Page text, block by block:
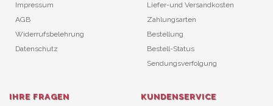
Impressum
AGB
Widerrufsbelehrung
Datenschutz
Liefer-und Versandkosten
Zahlungsarten
Bestellung
Bestell-Status
Sendungsverfolgung
IHRE FRAGEN KUNDENSERVICE